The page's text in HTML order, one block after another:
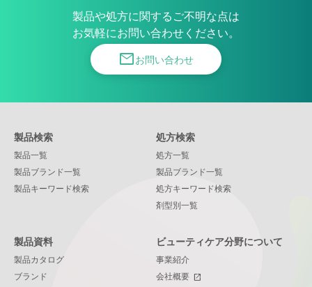
製品や処方に関するご不明な点は
お気軽にお問い合わせください。
mailお問い合わせ
製品検索
製品一覧
製品ブランド一覧
製品キーワード検索
処方検索
処方一覧
製品ブランド一覧
処方キーワード検索
剤型別一覧
製品資料
製品カタログ
ブランド
ビューティケア分野について
事業紹介
会社概要 open_in_new